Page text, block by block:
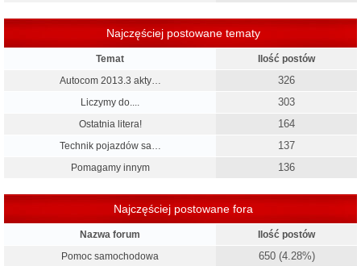
Najczęściej postowane tematy
Temat
Ilość postów
Autocom 2013.3 akty…
326
Liczymy do.... 303
Ostatnia litera! 164
Technik pojazdów sa… 137
Pomagamy innym 136
Najczęściej postowane fora
Nazwa forum
Ilość postów
Pomoc samochodowa
650 (4.28%)